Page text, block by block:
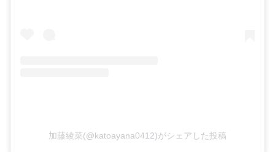
加藤綾菜(@katoayana0412)がシェアした投稿